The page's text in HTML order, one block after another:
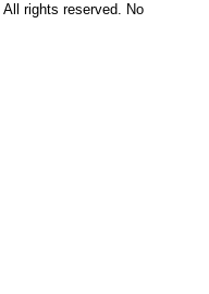
rights reserved. No